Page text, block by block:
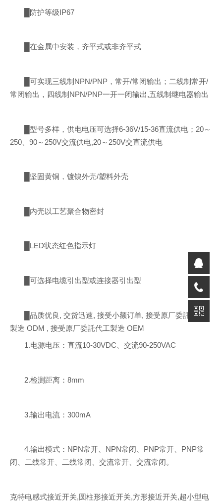
█防护等级IP67
█在金属中安装，齐平式或非齐平式
█可实现三线制NPN/PNP，常开/常闭输出；二线制常开/
常闭输出，四线制NPN/PNP一开一闭输出,五线制继电器输出
█型号多样，供电电压可选择6-36V/15-36直流供电；20～
250、90～250V交流供电,20～250V交直流供电
█坚固黄铜，镀镍外壳/塑料外壳
█内壳以工艺聚合物密封
█LED状态红色指示灯
█可选择电缆引出型或连接器引出型
█品质优良, 交货迅速, 接受小额订单, 接受原厂委託设计
製造 ODM , 接受原厂委託代工製造 OEM
1.电源电压：直流10-30VDC、交流90-250VAC
2.检测距离：8mm
3.输出电流：300mA
4.输出模式：NPN常开、NPN常闭、PNP常开、PNP常
闭、二线常开、二线常闭、交流常开、交流常闭。
克特电感式接近开关,圆柱形接近开关,方形接近开关,超小型电